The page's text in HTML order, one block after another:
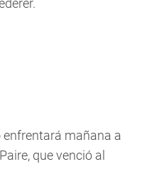
enfrentará mañana a
que venció al